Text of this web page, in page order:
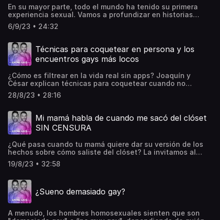
https://www.spreaker.com/podcast/entre-gays-
-4767412/support.
En su mayor parte, todo el mundo ha tenido su primera
experiencia sexual. Vamos a profundizar en historias
personales y de usuarios de su primera vez. ¿Fue bueno?
¿Malo? ¿Es lo que esperabas?➡️Síguenos en Instagram:
Instagram: @cesarsalza @joaquinbena📺 Míranos en
YouTubeConviértete en un supporter de este podcast:
https://www.spreaker.com/podcast/entre-gays-
6/9/23 • 24:32
Técnicas para coquetear en persona y los
encuentros gays más locos
¿Cómo es filtrear en la vida real sin apps? Joaquín y
César explican técnicas para coquetear cuando no
utilizas redes sociales. Respondemos preguntas de
Instagram y damos consejos para las personas más
con su futuro amor.➡️Síguenos en Instagram:
@Entre_gays✅ Visita nuestra web: www.entregays.net😈
Instagram: @cesarsalza @joaquinbena📺 Míranos en
https://www.spreaker.com/podcast/entre-gays-
-4767412/support.
28/8/23 • 28:16
Mi mamá habla de cuando me sacó del clóset
SIN CENSURA
¿Qué pasa cuando tu mamá quiere dar su versión de los
hechos sobre cómo saliste del clóset? La invitamos al
podcast. Lucero da su versión de cómo fue para ella
enterarse de que tenía un hijo gay como mamá mexicana
nuestra web: www.entregays.net😈 Instagram:
@cesarsalza @joaquinbena📺 Míranos en YouTube
Conviértete en un supporter de este podcast:
-4767412/support.
19/8/23 • 32:58
¿Sueno demasiado gay?
A menudo, los hombres homosexuales sienten que son